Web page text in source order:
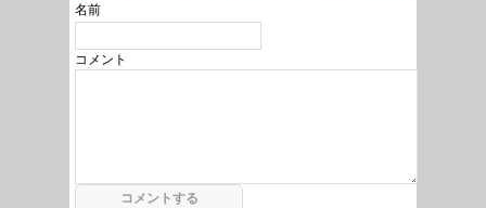
名前
コメント